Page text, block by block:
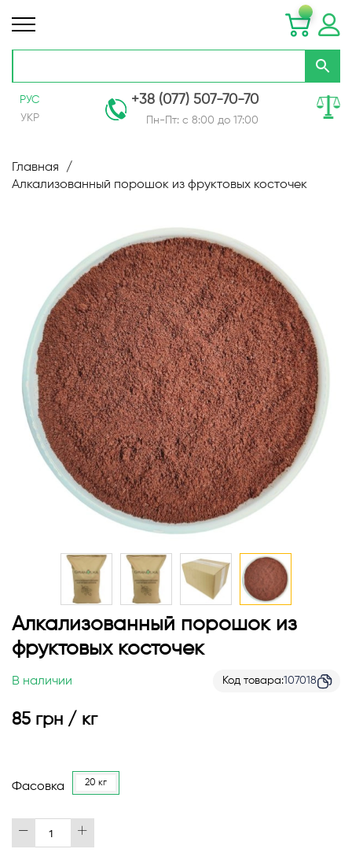
РУС
УКР
+38 (077) 507-70-70
Пн-Пт: с 8:00 до 17:00
Content
Главная
Алкализованный порошок из фруктовых косточек
галереям
изображений
Перейти
к
началу
изображений
Алкализованный порошок из
фруктовых косточек
В наличии Код товара 107018
85 грн / кг
Фасовка 20 кг